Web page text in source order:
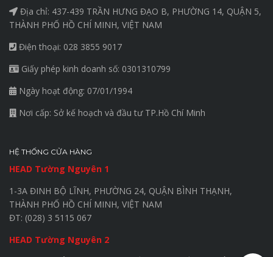
Địa chỉ: 437-439 TRẦN HƯNG ĐẠO B, PHƯỜNG 14, QUẬN 5,
THÀNH PHỐ HỒ CHÍ MINH, VIỆT NAM
Điện thoại: 028 3855 9017
Giấy phép kinh doanh số: 0301310799
Ngày hoạt động: 07/01/1994
Nơi cấp: Sở kế hoạch và đầu tư TP.Hồ Chí Minh
HỆ THỐNG CỬA HÀNG
HEAD Tường Nguyên 1
1-3A ĐINH BỘ LĨNH, PHƯỜNG 24, QUẬN BÌNH THẠNH,
THÀNH PHỐ HỒ CHÍ MINH, VIỆT NAM
ĐT: (028) 3 5115 067
HEAD Tường Nguyên 2